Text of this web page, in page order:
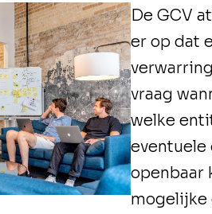
De GCV
er op dat
vraag
welke
eventuele
openbaar
mogelijke